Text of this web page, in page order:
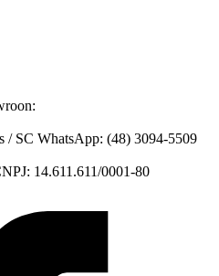
/ SC WhatsApp: (48) 3094-5509
14.611.611/0001-80